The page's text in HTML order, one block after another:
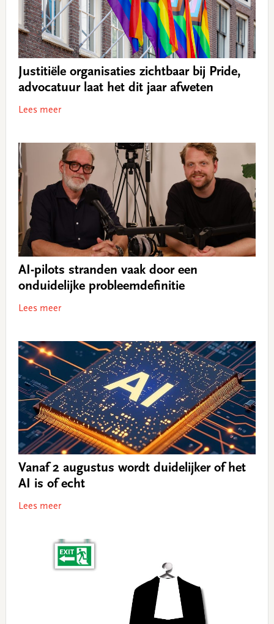
Justitiële organisaties zichtbaar bij Pride,
advocatuur laat het dit jaar afweten
Lees meer
AI-pilots stranden vaak door een
onduidelijke probleemdefinitie
Lees meer
Vanaf 2 augustus wordt duidelijker of het
AI is of echt
Lees meer